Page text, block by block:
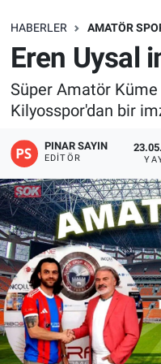
HABERLER AMATÖR
Eren Uysal
Süper Amatör
Kilyosspor'dan bir
PINAR SAYIN
EDITÖR
SAĞLIK
EKONOMİ
EĞİTİM
ÖZEL HABER
Keşfet
ASTROLOJİ
MANŞET
RESMİ İLANLAR
İLAN